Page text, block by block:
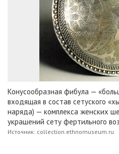
Конусообразная фибула —
входящая в состав сетуского
наряда) — комплекса женских
украшений сету фертильного
Источник: collection.ethnomuseum.ru